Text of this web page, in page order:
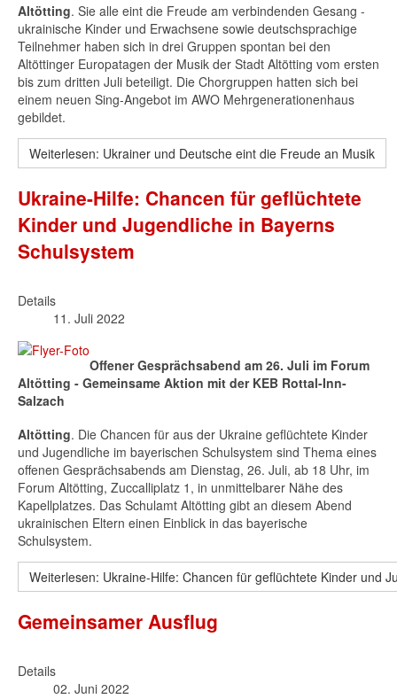
Altötting. Sie alle eint die Freude am verbindenden Gesang -
ukrainische Kinder und Erwachsene sowie deutschsprachige
Teilnehmer haben sich in drei Gruppen spontan bei den
Altöttinger Europatagen der Musik der Stadt Altötting vom ersten
bis zum dritten Juli beteiligt. Die Chorgruppen hatten sich bei
einem neuen Sing-Angebot im AWO Mehrgenerationenhaus
gebildet.
Weiterlesen: Ukrainer und Deutsche eint die Freude an Musik
Ukraine-Hilfe: Chancen für geflüchtete
Kinder und Jugendliche in Bayerns
Schulsystem
Details
11. Juli 2022
Offener Gesprächsabend am 26. Juli im Forum
Altötting - Gemeinsame Aktion mit der KEB Rottal-Inn-
Salzach
Altötting. Die Chancen für aus der Ukraine geflüchtete Kinder
und Jugendliche im bayerischen Schulsystem sind Thema eines
offenen Gesprächsabends am Dienstag, 26. Juli, ab 18 Uhr, im
Forum Altötting, Zuccalliplatz 1, in unmittelbarer Nähe des
Kapellplatzes. Das Schulamt Altötting gibt an diesem Abend
ukrainischen Eltern einen Einblick in das bayerische
Schulsystem.
Weiterlesen: Ukraine-Hilfe: Chancen für geflüchtete Kinder und
Gemeinsamer Ausflug
Details
02. Juni 2022